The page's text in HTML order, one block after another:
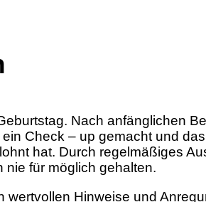
Nach anfänglichen
Check – up gemacht und
hat. Durch regelmäßiges
nie für möglich gehalten.
Hinweise und